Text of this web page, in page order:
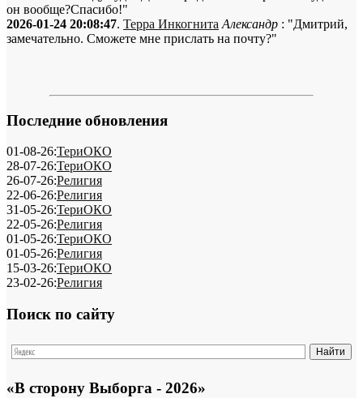
он вообще?Спасибо!"
2026-01-24 20:08:47. Терра Инкогнита Александр : "Дмитрий,
замечательно. Сможете мне прислать на почту?"
Последние обновления
01-08-26:ТериОКО
28-07-26:ТериОКО
26-07-26:Религия
22-06-26:Религия
31-05-26:ТериОКО
22-05-26:Религия
01-05-26:ТериОКО
01-05-26:Религия
15-03-26:ТериОКО
23-02-26:Религия
Поиск по сайту
«В сторону Выборга - 2026»